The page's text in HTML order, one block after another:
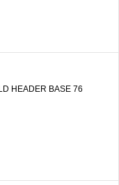
HEADER BASE 76